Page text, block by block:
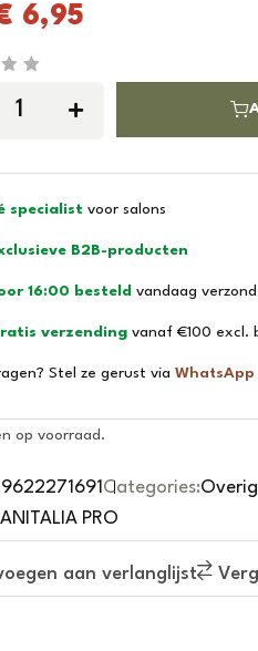
6,95
specialist voor salons
B2B-producten
16:00 besteld vandaag
verzending vanaf €100 excl.
Stel ze gerust via WhatsApp
op voorraad.
Categories:
PRO
aan verlanglijst